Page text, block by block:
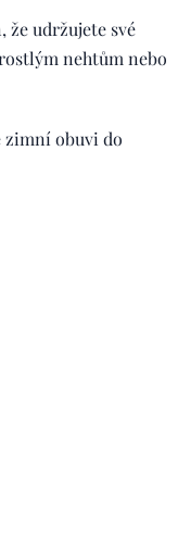
že udržujete své
nehtům nebo
zimní obuvi do